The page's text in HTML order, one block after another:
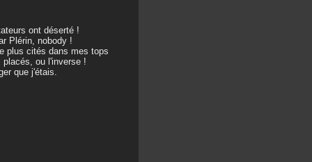
ont déserté !
Plérin, nobody !
plus cités dans mes tops
ou l'inverse !
que j'étais.